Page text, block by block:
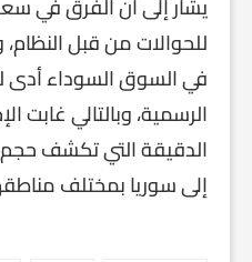
للحوالات من قبل
في السوق السوداء أدى
الرسمية، وبالتالي غابت
الدقيقة التي تكشف حجم
إلى سوريا بمختلف